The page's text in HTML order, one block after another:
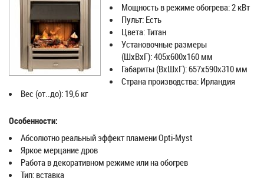
Мощность в режиме обогрева: 2 кВт
Пульт: Есть
Цвета: Титан
Установочные размеры
(ШxВxГ): 405х600х160 мм
Габариты (ВхШхГ): 657х590х310 мм
Страна производства: Ирландия
Вес (от..до): 19,6 кг
Особенности:
Абсолютно реальный эффект пламени Opti-Myst
Яркое мерцание дров
Работа в декоративном режиме или на обогрев
Тип: вставка